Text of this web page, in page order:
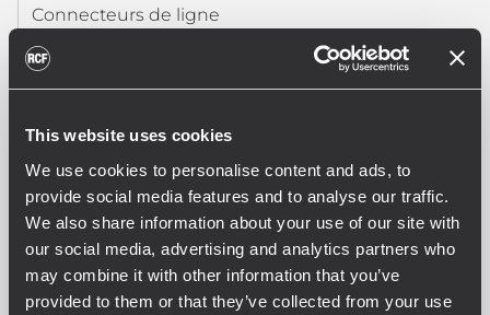
This website uses cookies
We use cookies to personalise content and ads, to
provide social media features and to analyse our traffic.
We also share information about your use of our site with
our social media, advertising and analytics partners who
may combine it with other information that you’ve
provided to them or that they’ve collected from your use
Connecteurs de ligne
Euroblock, RCA
Entrées micro + ligne
1
Euroblock
Alimentation fantôme micro + ligne
24 V DC
VOX:
Yes
Entrées de pagination
2